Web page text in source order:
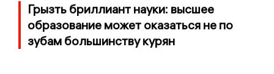
Грызть бриллиант науки: высшее
образование может оказаться не по
зубам большинству курян